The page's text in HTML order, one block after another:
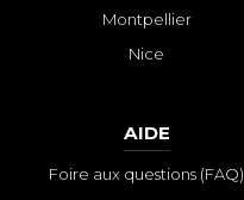
Montpellier
Nice
AIDE
Foire aux questions (FAQ)